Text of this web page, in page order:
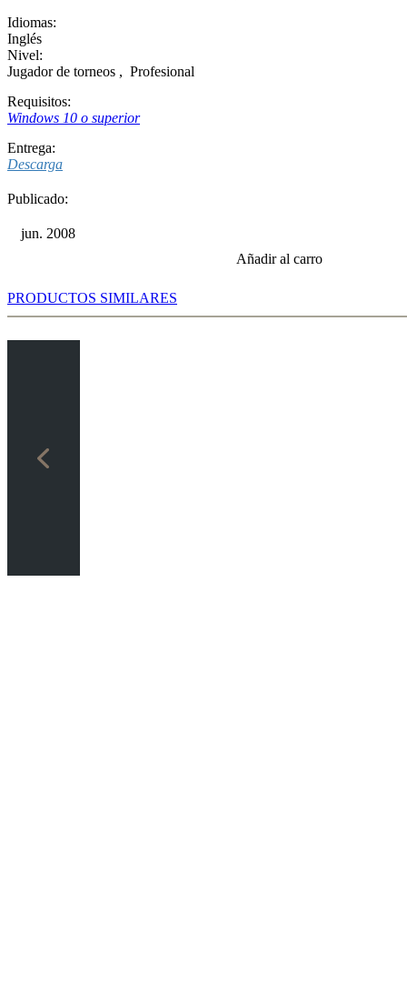
Idiomas:
Inglés
Nivel:
Jugador de torneos , Profesional
Requisitos:
Windows 10 o superior
Entrega:
Descarga
Publicado:
jun. 2008
Añadir al carro
PRODUCTOS SIMILARES